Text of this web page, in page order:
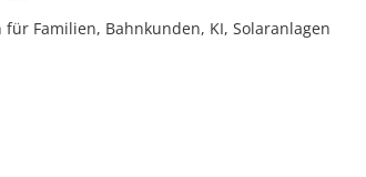
Familien, Bahnkunden, KI, Solaranlagen